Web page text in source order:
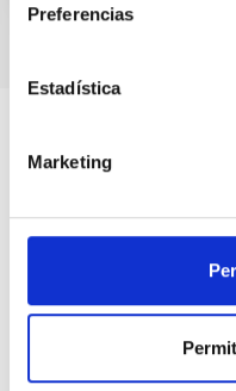
Preferencias
Estadística
Marketing